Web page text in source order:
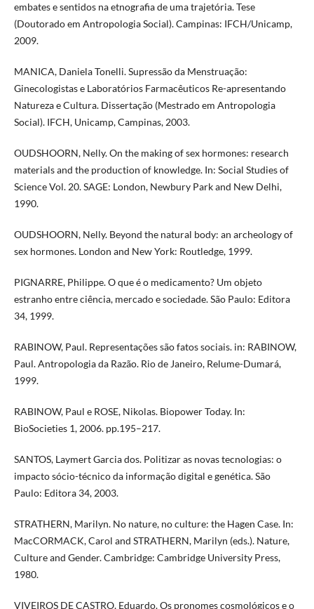
embates e sentidos na etnografia de uma trajetória. Tese
(Doutorado em Antropologia Social). Campinas: IFCH/Unicamp,
2009.
MANICA, Daniela Tonelli. Supressão da Menstruação:
Ginecologistas e Laboratórios Farmacêuticos Re-apresentando
Natureza e Cultura. Dissertação (Mestrado em Antropologia
Social). IFCH, Unicamp, Campinas, 2003.
OUDSHOORN, Nelly. On the making of sex hormones: research
materials and the production of knowledge. In: Social Studies of
Science Vol. 20. SAGE: London, Newbury Park and New Delhi,
1990.
OUDSHOORN, Nelly. Beyond the natural body: an archeology of
sex hormones. London and New York: Routledge, 1999.
PIGNARRE, Philippe. O que é o medicamento? Um objeto
estranho entre ciência, mercado e sociedade. São Paulo: Editora
34, 1999.
RABINOW, Paul. Representações são fatos sociais. in: RABINOW,
Paul. Antropologia da Razão. Rio de Janeiro, Relume-Dumará,
1999.
RABINOW, Paul e ROSE, Nikolas. Biopower Today. In:
BioSocieties 1, 2006. pp.195–217.
SANTOS, Laymert Garcia dos. Politizar as novas tecnologias: o
impacto sócio-técnico da informação digital e genética. São
Paulo: Editora 34, 2003.
STRATHERN, Marilyn. No nature, no culture: the Hagen Case. In:
MacCORMACK, Carol and STRATHERN, Marilyn (eds.). Nature,
Culture and Gender. Cambridge: Cambridge University Press,
1980.
VIVEIROS DE CASTRO, Eduardo. Os pronomes cosmológicos e o